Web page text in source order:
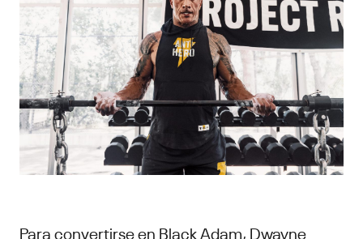
Para convertirse en Black Adam, Dwayne